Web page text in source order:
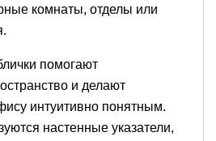
комнаты, отделы или
помогают
и делают
интуитивно понятным.
настенные указатели,